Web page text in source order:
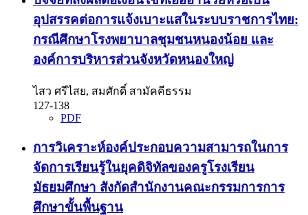
อุปสรรคต่อการแจ้งเบาะแสในระบบราชการไทย:
กรณีศึกษาโรงพยาบาลชุมชนหนองน้อย และ
องค์การบริหารส่วนจังหวัดหนองใหญ่
ไสว ศรีไสย, สมศักดิ์ สามัคคีธรรม
127-138
PDF
การวิเคราะห์องค์ประกอบความสามารถในการ
จัดการเรียนรู้ในยุคดิจิทัลของครูโรงเรียน
มัธยมศึกษา สังกัดสำนักงานคณะกรรมการการ
ศึกษาขั้นพื้นฐาน